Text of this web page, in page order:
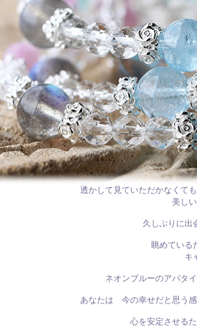
透かして見ていただかなくて
美し
久しぶりに出
眺めている
キ
ネオンブルーのアパタ
あなたは 今の幸せだと思う
心を安定させる